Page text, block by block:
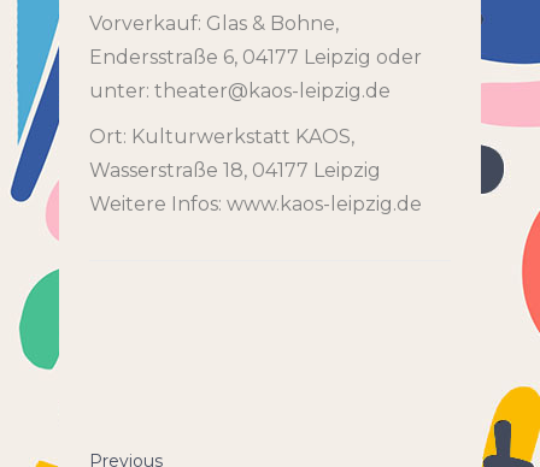
Vorverkauf: Glas & Bohne,
Endersstraße 6, 04177 Leipzig oder
unter: theater@kaos-leipzig.de
Ort: Kulturwerkstatt KAOS,
Wasserstraße 18, 04177 Leipzig
Weitere Infos: www.kaos-leipzig.de
Previous